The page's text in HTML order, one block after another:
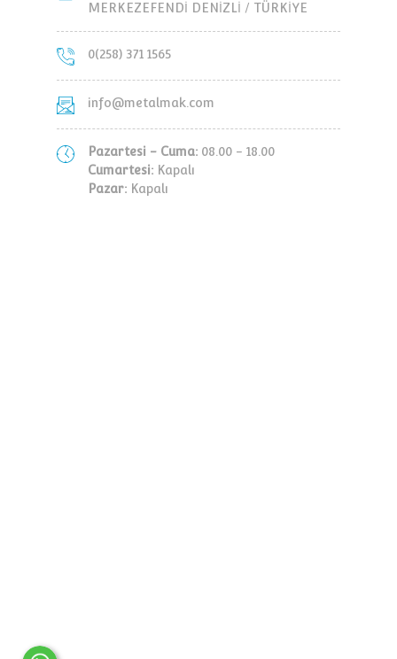
MERKEZEFENDİ DENİZLİ / TÜRKİYE
0(258) 371 1565
info@metalmak.com
Pazartesi - Cuma: 08.00 - 18.00
Cumartesi: Kapalı
Pazar: Kapalı